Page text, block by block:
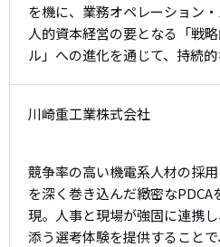
を機に、業務オペレーション
人的資本経営の要となる「戦
ル」への進化を通じて、持続
川崎重工業株式会社
競争率の高い機電系人材の採
を深く巻き込んだ緻密な
現。人事と現場が強固に連携
添う選考体験を提供すること